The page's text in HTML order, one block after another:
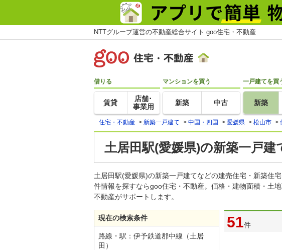
NTTグループ運営の不動産総合サイト goo住宅・不動産
借りる
賃貸
店舗･
事業用
マンションを買う
新築 中古
一戸建てを買
新築
住宅・不動産 > 新築一戸建て > 中国・四国 > 愛媛県 > 松山市 >
土居田駅(愛媛県)の新築一戸建
土居田駅(愛媛県)の新築一戸建てなどの建売住宅・新築住
件情報を探すならgoo住宅・不動産。価格・建物面積・土
不動産がサポートします。
51件
現在の検索条件
路線・駅：伊予鉄道郡中線（土居
田）